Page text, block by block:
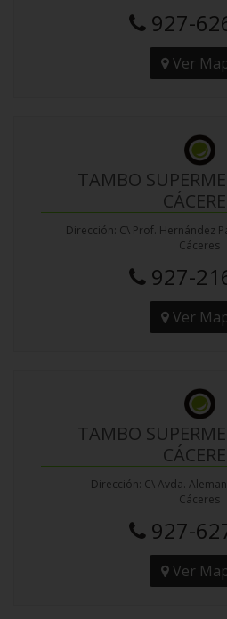
927-
Ver
TAMBO
Dirección: C\ Prof. Hernández
Cáceres
927-
Ver
TAMBO
Dirección: C\ Avda.
Cáceres
927-
Ver